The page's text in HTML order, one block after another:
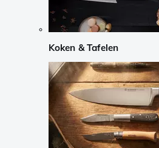
Koken & Tafelen